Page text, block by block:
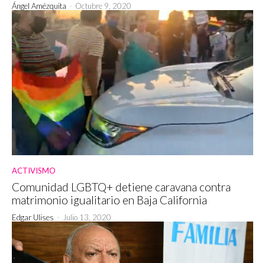
Ángel Amézquita - Octubre 9, 2020
ACTIVISMO
Comunidad LGBTQ+ detiene caravana contra
matrimonio igualitario en Baja California
Edgar Ulises - Julio 13, 2020